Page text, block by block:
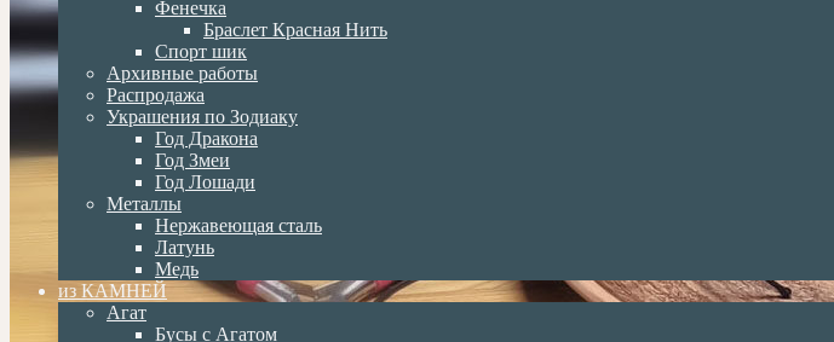
Фенечка
Браслет Красная Нить
Спорт шик
Архивные работы
Распродажа
Украшения по Зодиаку
Год Дракона
Год Змеи
Год Лошади
Металлы
Нержавеющая сталь
Латунь
Медь
из КАМНЕЙ
Агат
Бусы с Агатом